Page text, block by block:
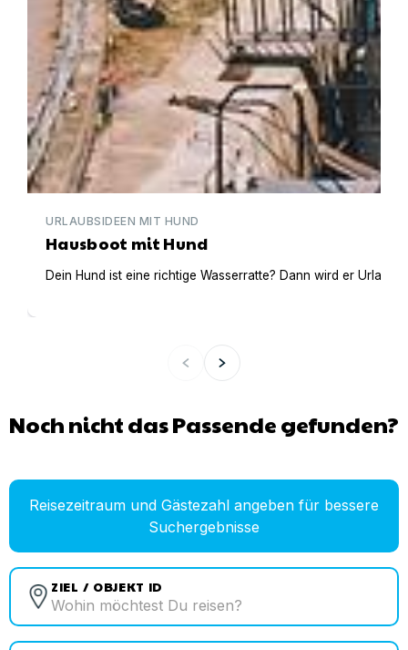
URLAUBSIDEEN MIT HUND
Hausboot mit Hund
Dein Hund ist eine richtige Wasserratte? Dann wird er
Noch nicht das Passende gefunden?
Reisezeitraum und Gästezahl angeben für bessere
Suchergebnisse
ZIEL / OBJEKT ID